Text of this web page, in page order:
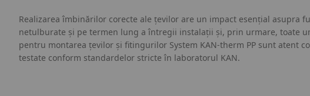
Realizarea îmbinărilor corecte ale țevilor are un impact esențial asupra
netulburate și pe termen lung a întregii instalații și, prin urmare, toate
pentru montarea țevilor și fitingurilor System KAN-therm PP sunt atent
testate conform standardelor stricte în laboratorul KAN.